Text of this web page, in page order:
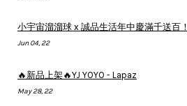
小宇宙溜溜球 x 誠品生活年中慶滿千送百！
Jun 04, 22
🔥新品上架🔥YJ YOYO - Lapaz
May 28, 22